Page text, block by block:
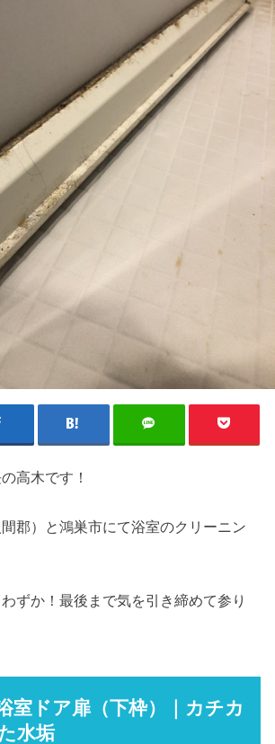
高木です！
郡）と鴻巣市にて浴室のクリーニン
ずか！最後まで気を引き締めて参り
室ドア扉（下枠）｜カチカ
水垢